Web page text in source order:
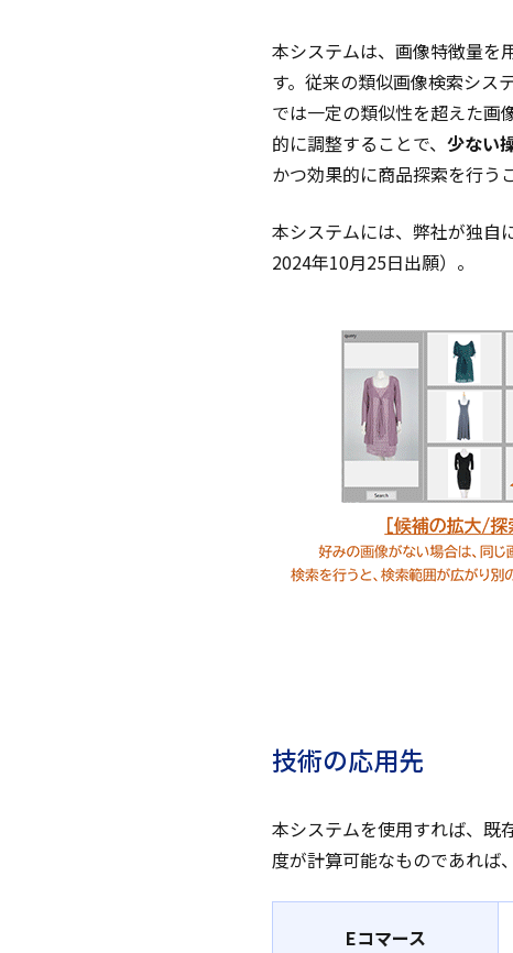
本システムは、画像特徴量を
す。従来の類似画像検索シス
では一定の類似性を超えた画
的に調整することで、 少ない
かつ効果的に商品探索を行う
本システムには、弊社が独自
2024年10月25日出願）。
技術の応用先
本システムを使用すれば、既
度が計算可能なものであれば
Eコマース